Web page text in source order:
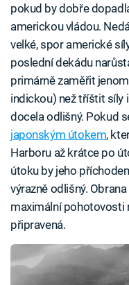
pokud by dobře
americkou vládou.
velké, spor americké
poslední dekádu
primárně zaměřit
indickou) než tříštit síly
docela odlišný. Pokud
japonským útokem,
Harboru až krátce po
útoku by jeho
výrazně odlišný.
maximální pohotovosti
připravená.